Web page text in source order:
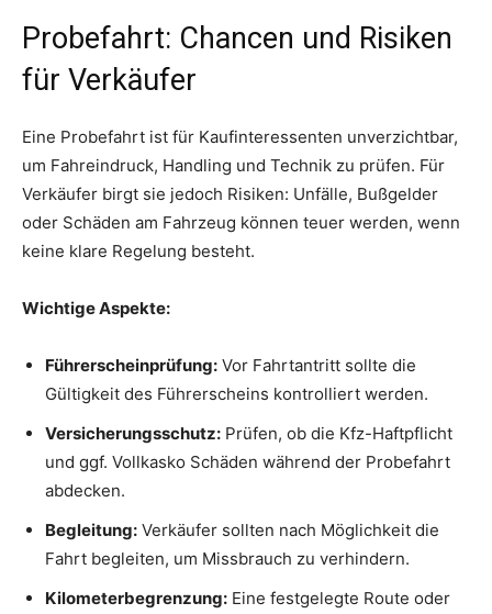
Probefahrt: Chancen und Risiken
für Verkäufer
Eine Probefahrt ist für Kaufinteressenten unverzichtbar,
um Fahreindruck, Handling und Technik zu prüfen. Für
Verkäufer birgt sie jedoch Risiken: Unfälle, Bußgelder
oder Schäden am Fahrzeug können teuer werden, wenn
keine klare Regelung besteht.
Wichtige Aspekte:
Führerscheinprüfung: Vor Fahrtantritt sollte die
Gültigkeit des Führerscheins kontrolliert werden.
Versicherungsschutz: Prüfen, ob die Kfz-Haftpflicht
und ggf. Vollkasko Schäden während der Probefahrt
abdecken.
Begleitung: Verkäufer sollten nach Möglichkeit die
Fahrt begleiten, um Missbrauch zu verhindern.
Kilometerbegrenzung: Eine festgelegte Route oder